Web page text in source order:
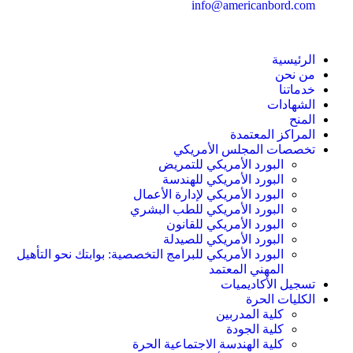
info@americanbord.com
الرئيسية
من نحن
خدماتنا
الشهادات
المنح
المراكز المعتمدة
تخصصات المجلس الأمريكي
البورد الأمريكي للتمريض
البورد الأمريكي للهندسة
البورد الأمريكي لإدارة الأعمال
البورد الأمريكي للطب البشري
البورد الأمريكي للقانون
البورد الأمريكي للصيدلة
البورد الأمريكي للبرامج التخصصية: بوابتك نحو التأهيل
المهني المعتمد
تسجيل الأكاديميات
الكليات الحرة
كلية المدربين
كلية الجودة
كلية الهندسة الاجتماعية الحرة